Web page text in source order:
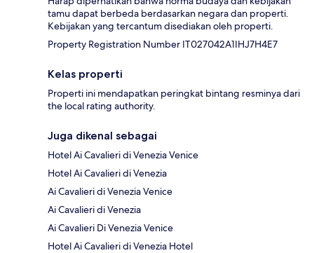
tamu dapat berbeda berdasarkan negara dan properti.
Kebijakan yang tercantum disediakan oleh properti.
Property Registration Number IT027042A1IHJ7H4E7
Kelas properti
Properti ini mendapatkan peringkat bintang resminya dari
the local rating authority.
Juga dikenal sebagai
Hotel Ai Cavalieri di Venezia Venice
Hotel Ai Cavalieri di Venezia
Ai Cavalieri di Venezia Venice
Ai Cavalieri di Venezia
Ai Cavalieri Di Venezia Venice
Hotel Ai Cavalieri di Venezia Hotel